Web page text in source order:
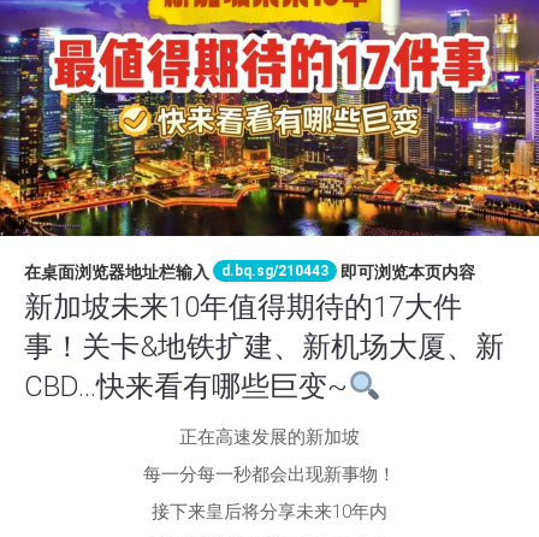
在桌面浏览器地址栏输入 d.bq.sg/210443 即可浏览本页内容
新加坡未来10年值得期待的17大件
事！关卡&地铁扩建、新机场大厦、新
CBD…快来看有哪些巨变~
正在高速发展的新加坡
每一分每一秒都会出现新事物！
接下来皇后将分享未来10年内